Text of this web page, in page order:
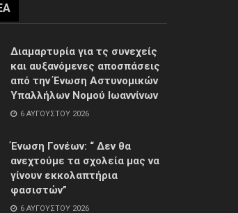
Διαμαρτυρία για τς συνεχείς
και αυξανόμενες αποσπάσεις
από την Ένωση Αστυνομικών
Υπαλλήλων Νομού Ιωαννίνων
6 ΑΥΓΟΎΣΤΟΥ 2026
Ένωση Γονέων: “ Δεν θα
ανεχτούμε τα σχολεία μας να
γίνουν εκκολαπτήρια
φασιστών”
6 ΑΥΓΟΎΣΤΟΥ 2026